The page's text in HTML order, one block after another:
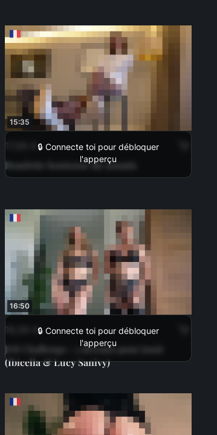
15:35
🔒 Connecte toi pour débloquer
l'apperçu
17,99 €
Branlette honteuse du soumis
16:50
🔒 Connecte toi pour débloquer
l'apperçu
18,99 €
JOI Challenge : 3 niveaux pour jouir
(Ibicella & Lucy Sanivy)